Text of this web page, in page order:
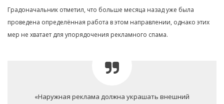
Градоначальник отметил, что больше месяца назад уже была
проведена определённая работа в этом направлении, однако этих
мер не хватает для упорядочения рекламного спама.
«Наружная реклама должна украшать внешний